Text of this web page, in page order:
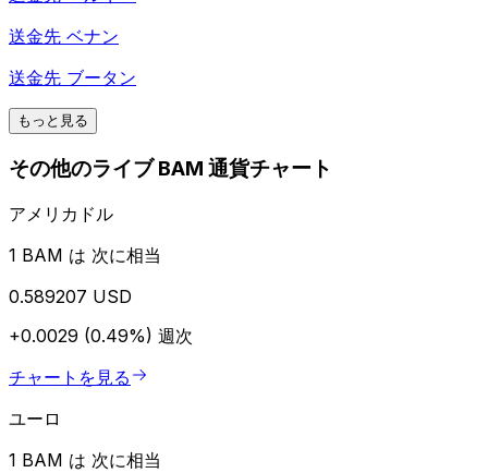
送金先 ベナン
送金先 ブータン
もっと見る
その他のライブ BAM 通貨チャート
アメリカドル
1 BAM は 次に相当
0.589207 USD
+0.0029 (0.49%) 週次
チャートを見る
ユーロ
1 BAM は 次に相当